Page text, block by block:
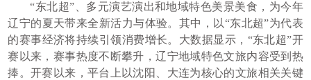
“东北超”、多元演艺演出和地域特色美景美食，为今年
辽宁的夏天带来全新活力与体验。其中，以“东北超”为代表
的赛事经济将持续引领消费增长。大数据显示，“东北超”开
赛以来，赛事热度不断攀升，辽宁地域特色文旅内容受到热
捧。开赛以来，平台上以沈阳、大连为核心的文旅相关关键